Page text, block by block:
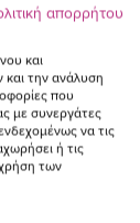
NEW IN
απορρήτου
και
και την ανάλυση
που
με συνεργάτες
να τις
ή τις
των